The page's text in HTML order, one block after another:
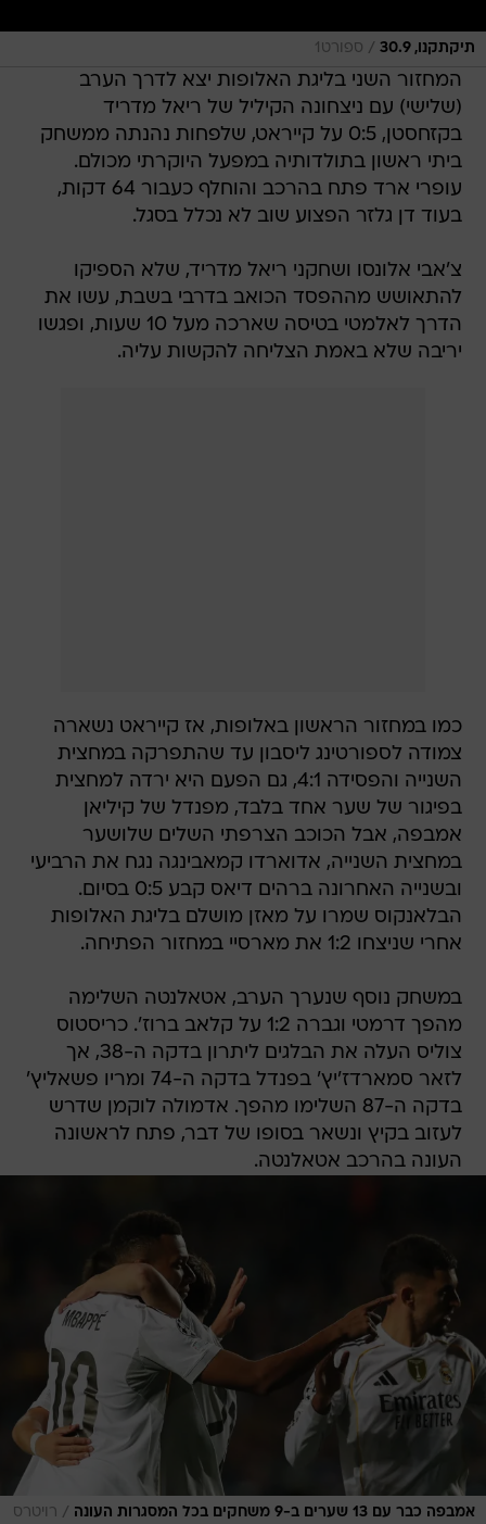
תיקתקנו, 30.9 / ספורט1
המחזור השני בליגת האלופות יצא לדרך הערב
(שלישי) עם ניצחונה הקיליל של ריאל מדריד
בקזחסטן, 0:5 על קייראט, שלפחות נהנתה ממשחק
ביתי ראשון בתולדותיה במפעל היוקרתי מכולם.
עופרי ארד פתח בהרכב והוחלף כעבור 64 דקות,
בעוד דן גלזר הפצוע שוב לא נכלל בסגל.
צ'אבי אלונסו ושחקני ריאל מדריד, שלא הספיקו
להתאושש מההפסד הכואב בדרבי בשבת, עשו את
הדרך לאלמטי בטיסה שארכה מעל 10 שעות, ופגשו
יריבה שלא באמת הצליחה להקשות עליה.
כמו במחזור הראשון באלופות, אז קייראט נשארה
צמודה לספורטינג ליסבון עד שהתפרקה במחצית
השנייה והפסידה 4:1, גם הפעם היא ירדה למחצית
בפיגור של שער אחד בלבד, מפנדל של קיליאן
אמבפה, אבל הכוכב הצרפתי השלים שלושער
במחצית השנייה, אדוארדו קמאבינגה נגח את הרביעי
ובשנייה האחרונה ברהים דיאס קבע 0:5 בסיום.
הבלאנקוס שמרו על מאזן מושלם בליגת האלופות
אחרי שניצחו 1:2 את מארסיי במחזור הפתיחה.
במשחק נוסף שנערך הערב, אטאלנטה השלימה
מהפך דרמטי וגברה 1:2 על קלאב ברוז'. כריסטוס
צוליס העלה את הבלגים ליתרון בדקה ה-38, אך
לזאר סמארדז'יץ' בפנדל בדקה ה-74 ומריו פשאליץ'
בדקה ה-87 השלימו מהפך. אדמולה לוקמן שדרש
לעזוב בקיץ ונשאר בסופו של דבר, פתח לראשונה
העונה בהרכב אטאלנטה.
אמבפה כבר עם 13 שערים ב-9 משחקים בכל המסגרות העונה / רויטרס